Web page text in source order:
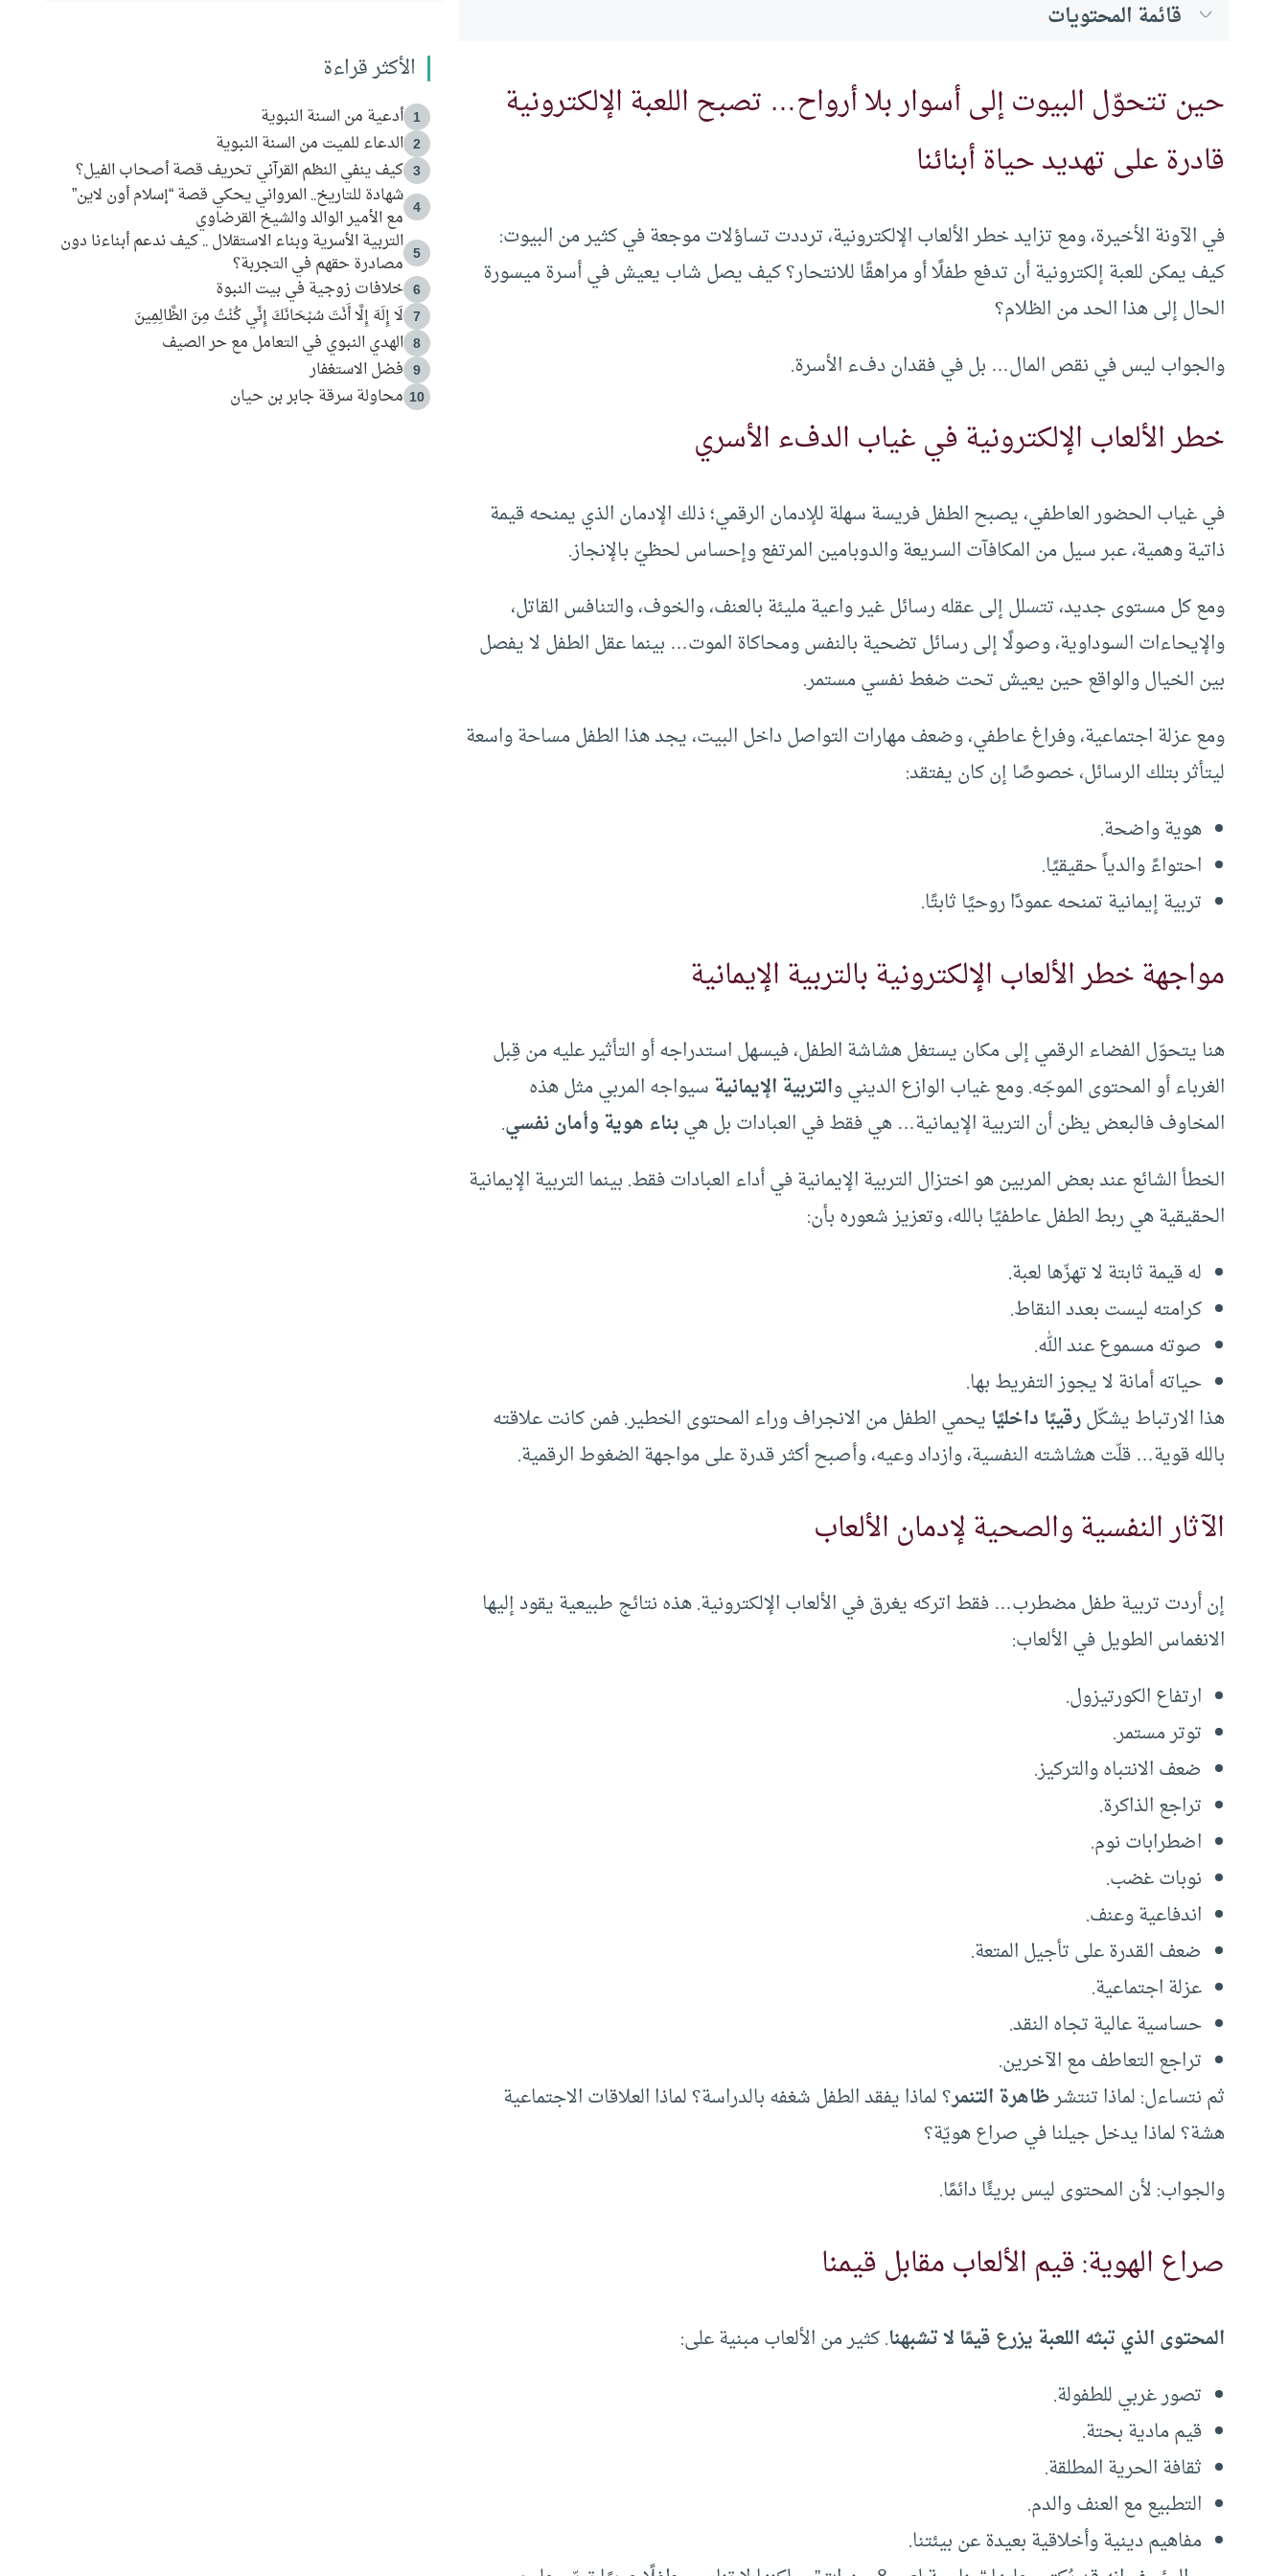
قائمة المحتويات
حين تتحوّل البيوت إلى أسوار بلا أرواح… تصبح اللعبة الإلكترونية
قادرة على تهديد حياة أبنائنا
في الآونة الأخيرة، ومع تزايد خطر الألعاب الإلكترونية، ترددت تساؤلات موجعة في كثير من البيوت:
كيف يمكن للعبة إلكترونية أن تدفع طفلًا أو مراهقًا للانتحار؟ كيف يصل شاب يعيش في أسرة ميسورة
الحال إلى هذا الحد من الظلام؟
والجواب ليس في نقص المال… بل في فقدان دفء الأسرة.
خطر الألعاب الإلكترونية في غياب الدفء الأسري
في غياب الحضور العاطفي، يصبح الطفل فريسة سهلة للإدمان الرقمي؛ ذلك الإدمان الذي يمنحه قيمة
ذاتية وهمية، عبر سيل من المكافآت السريعة والدوبامين المرتفع وإحساس لحظيّ بالإنجاز.
ومع كل مستوى جديد، تتسلل إلى عقله رسائل غير واعية مليئة بالعنف، والخوف، والتنافس القاتل،
والإيحاءات السوداوية، وصولًا إلى رسائل تضحية بالنفس ومحاكاة الموت… بينما عقل الطفل لا يفصل
بين الخيال والواقع حين يعيش تحت ضغط نفسي مستمر.
ومع عزلة اجتماعية، وفراغ عاطفي، وضعف مهارات التواصل داخل البيت، يجد هذا الطفل مساحة واسعة
ليتأثر بتلك الرسائل، خصوصًا إن كان يفتقد:
هوية واضحة.
احتواءً والدياً حقيقيًا.
تربية إيمانية تمنحه عمودًا روحيًا ثابتًا.
مواجهة خطر الألعاب الإلكترونية بالتربية الإيمانية
هنا يتحوّل الفضاء الرقمي إلى مكان يستغل هشاشة الطفل، فيسهل استدراجه أو التأثير عليه من قِبل
الغرباء أو المحتوى الموجّه. ومع غياب الوازع الديني والتربية الإيمانيةسيواجه المربي مثل هذه
المخاوف فالبعض يظن أن التربية الإيمانية… هي فقط في العبادات بل هيبناء هوية وأمان نفسي.
الخطأ الشائع عند بعض المربين هو اختزال التربية الإيمانية في أداء العبادات فقط. بينما التربية الإيمانية
الحقيقية هي ربط الطفل عاطفيًا بالله، وتعزيز شعوره بأن:
له قيمة ثابتة لا تهزّها لعبة.
كرامته ليست بعدد النقاط.
صوته مسموع عند الله.
حياته أمانة لا يجوز التفريط بها.
هذا الارتباط يشكّلرقيبًا داخليًايحمي الطفل من الانجراف وراء المحتوى الخطير. فمن كانت علاقته
بالله قوية… قلّت هشاشته النفسية، وازداد وعيه، وأصبح أكثر قدرة على مواجهة الضغوط الرقمية.
الآثار النفسية والصحية لإدمان الألعاب
إن أردت تربية طفل مضطرب… فقط اتركه يغرق في الألعاب الإلكترونية. هذه نتائج طبيعية يقود إليها
الانغماس الطويل في الألعاب:
ارتفاع الكورتيزول.
توتر مستمر.
ضعف الانتباه والتركيز.
تراجع الذاكرة.
اضطرابات نوم.
نوبات غضب.
اندفاعية وعنف.
ضعف القدرة على تأجيل المتعة.
عزلة اجتماعية.
حساسية عالية تجاه النقد.
تراجع التعاطف مع الآخرين.
ثم نتساءل: لماذا تنتشرظاهرة التنمر؟ لماذا يفقد الطفل شغفه بالدراسة؟ لماذا العلاقات الاجتماعية
هشة؟ لماذا يدخل جيلنا في صراع هويّة؟
والجواب: لأن المحتوى ليس بريئًا دائمًا.
صراع الهوية: قيم الألعاب مقابل قيمنا
المحتوى الذي تبثه اللعبة يزرع قيمًا لا تشبهنا. كثير من الألعاب مبنية على:
تصور غربي للطفولة.
قيم مادية بحتة.
ثقافة الحرية المطلقة.
التطبيع مع العنف والدم.
مفاهيم دينية وأخلاقية بعيدة عن بيئتنا.
الأكثر قراءة
1 أدعية من السنة النبوية
2 الدعاء للميت من السنة النبوية
3 كيف ينفي النظم القرآني تحريف قصة أصحاب الفيل؟
4
شهادة للتاريخ.. المرواني يحكي قصة “إسلام أون لاين”
مع الأمير الوالد والشيخ القرضاوي
5
التربية الأسرية وبناء الاستقلال .. كيف ندعم أبناءنا دون
مصادرة حقهم في التجربة؟
6 خلافات زوجية في بيت النبوة
7 لَا إِلَهَ إِلَّا أَنْتَ سُبْحَانَكَ إِنِّي كُنْتُ مِنَ الظَّالِمِينَ
8 الهدي النبوي في التعامل مع حر الصيف
9 فضل الاستغفار
10 محاولة سرقة جابر بن حيان